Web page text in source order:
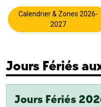
Calendrier & Zones 2026-
2027
Jours Fériés
Jours Fériés